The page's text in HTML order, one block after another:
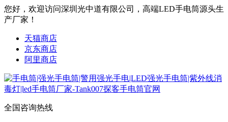
您好，欢迎访问深圳光中道有限公司，高端LED手电筒源头生
产厂家！
天猫商店
京东商店
阿里商店
全国咨询热线